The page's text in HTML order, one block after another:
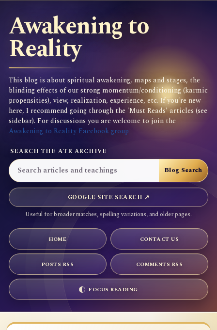
Awakening to
Reality
This blog is about spiritual awakening, maps and stages, the
blinding effects of our strong momentum/conditioning (karmic
propensities), view, realization, experience, etc. If you're new
here, I recommend going through the 'Must Reads' articles (see
sidebar). For discussions you are welcome to join the
Awakening to Reality Facebook group
SEARCH THE ATR ARCHIVE
GOOGLE SITE SEARCH ↗
Useful for broader matches, spelling variations, and older pages.
HOME CONTACT US
POSTS RSS COMMENTS RSS
FOCUS READING